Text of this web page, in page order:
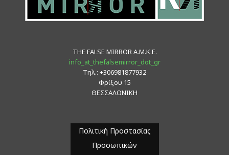
THE FALSE MIRROR Α.Μ.Κ.Ε.
info_at_thefalsemirror_dot_gr
Τηλ.: +306981877932
Φρίξου 15
ΘΕΣΣΑΛΟΝΙΚΗ
Πολιτική Προστασίας
Προσωπικών